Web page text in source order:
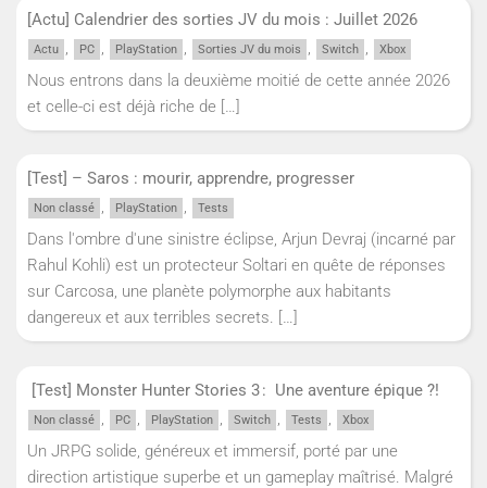
[Actu] Calendrier des sorties JV du mois : Juillet 2026
Actu , PC , PlayStation , Sorties JV du mois , Switch , Xbox
Nous entrons dans la deuxième moitié de cette année 2026
et celle-ci est déjà riche de […]
[Test] – Saros : mourir, apprendre, progresser
Non classé , PlayStation , Tests
Dans l'ombre d'une sinistre éclipse, Arjun Devraj (incarné par
Rahul Kohli) est un protecteur Soltari en quête de réponses
sur Carcosa, une planète polymorphe aux habitants
dangereux et aux terribles secrets. […]
[Test] Monster Hunter Stories 3 : Une aventure épique ?!
Non classé , PC , PlayStation , Switch , Tests , Xbox
Un JRPG solide, généreux et immersif, porté par une
direction artistique superbe et un gameplay maîtrisé. Malgré